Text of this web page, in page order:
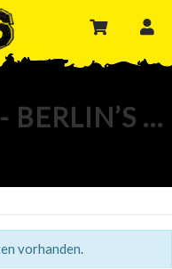
DOXUMENTALE - BERLIN’S FIRST NON-FICTION FESTIVAL
vorhanden.